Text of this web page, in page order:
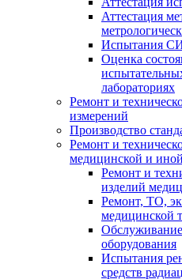
Аттестация
Испытания СИ
Оценка
лабораториях
Ремонт и
измерений
Производство
Ремонт и
медицинской и
Ремонт и
изделий
Ремонт, ТО,
медицинской
оборудования
Испытания
средств